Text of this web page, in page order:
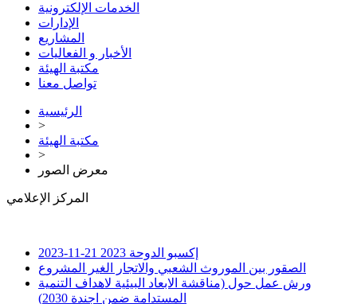
الخدمات الإلكترونية
الإدارات
المشاريع
الأخبار و الفعاليات
مكتبة الهيئة
تواصل معنا
الرئيسية
>
مكتبة الهيئة
>
معرض الصور
المركز الإعلامي
إكسبو الدوحة 2023
21-11-2023
الصقور بين الموروث الشعبي والاتجار الغير المشروع
ورش عمل حول (مناقشة الابعاد البيئية لاهداف التنمية
المستدامة ضمن اجندة 2030)